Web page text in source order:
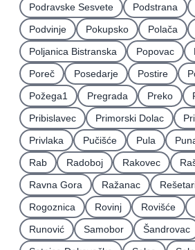
Podravske Sesvete
Podstrana
Podvinje
Pokupsko Polača
Poljanica Bistranska
Popovac
Poreč
Posedarje Postire
Požega1
Pregrada Preko
Pribislavec
Primorski Dolac
Privlaka
Pučišće Pula
Rab
Radoboj Rakovec
Ravna Gora
Ražanac
Rogoznica
Rovinj Rovišće
Runović
Samobor
Šandrovac